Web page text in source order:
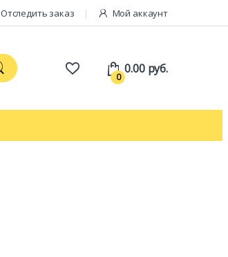
Отследить заказ Мой аккаунт
0
0.00 руб.